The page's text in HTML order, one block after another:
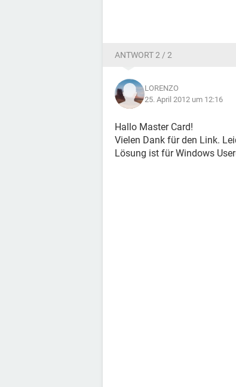
ANTWORT 2 / 2
LORENZO
25. April 2012 um 12:16
Hallo Master Card!
Vielen Dank für den Link.
Lösung ist für Windows